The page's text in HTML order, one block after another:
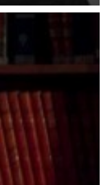
الخميس 6 أغسطس 2026 10:52 ص